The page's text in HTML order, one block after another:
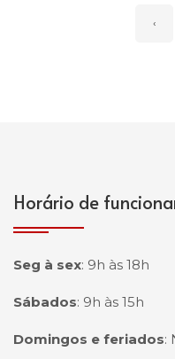
‹
Horário de
Seg à sex: 9h às 18h
Sábados: 9h às 15h
Domingos e feriados: